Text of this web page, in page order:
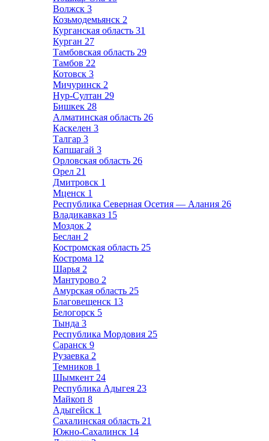
Волжск 3
Козьмодемьянск 2
Курганская область 31
Курган 27
Тамбовская область 29
Тамбов 22
Котовск 3
Мичуринск 2
Нур-Султан 29
Бишкек 28
Алматинская область 26
Каскелен 3
Талгар 3
Капшагай 3
Орловская область 26
Орел 21
Дмитровск 1
Мценск 1
Республика Северная Осетия — Алания 26
Владикавказ 15
Моздок 2
Беслан 2
Костромская область 25
Кострома 12
Шарья 2
Мантурово 2
Амурская область 25
Благовещенск 13
Белогорск 5
Тында 3
Республика Мордовия 25
Саранск 9
Рузаевка 2
Темников 1
Шымкент 24
Республика Адыгея 23
Майкоп 8
Адыгейск 1
Сахалинская область 21
Южно-Сахалинск 14